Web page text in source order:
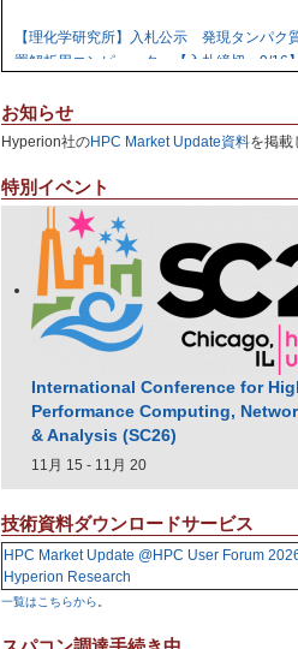
【理化学研究所】入札公示 発現タンパク
置解析用コンピュータ 【入札締切：9/16】
【日本原子力研究開発機構】資料招請 Ｇ
2026/07/24
【日本原子力研究開発機構】入札公示 炉
ラスタ計算機の購入 【入札締切：9/29】
2026/07/23
【高知大学】落札公示 人工知能用計算ノ
社エレパ】 31,988,000円
お知らせ
Hyperion社のHPC Market Update資料を掲載
特別イベント
International Conference for
Performance Computing,
& Analysis (SC26)
11月 15 - 11月 20
技術資料ダウンロードサービス
HPC Market Update @HPC User Forum
Hyperion Research
一覧はこちらから